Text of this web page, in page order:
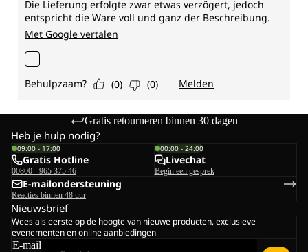
Gratis retourneren binnen 30 dagen
Heb je hulp nodig?
09:00 - 17:00
Gratis Hotline
00800 - 965 375 46
00:00 - 24:00
Livechat
Begin een gesprek
E-mailondersteuning
Reacties binnen 48 uur
Nieuwsbrief
Wees als eerste op de hoogte van nieuwe producten, exclusieve
evenementen en online aanbiedingen
E-mail